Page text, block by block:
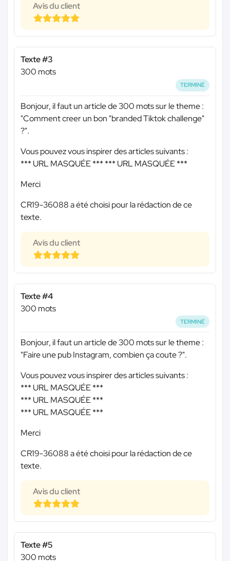
Avis du client
Texte #3
300 mots
TERMINÉ
Bonjour, il faut un article de 300 mots sur le theme :
"Comment creer un bon "branded Tiktok challenge"
?".
Vous pouvez vous inspirer des articles suivants :
*** URL MASQUÉE *** *** URL MASQUÉE ***
Merci
CR19-36088 a été choisi pour la rédaction de ce
texte.
Avis du client
Texte #4
300 mots
TERMINÉ
Bonjour, il faut un article de 300 mots sur le theme :
"Faire une pub Instagram, combien ça coute ?".
Vous pouvez vous inspirer des articles suivants :
*** URL MASQUÉE ***
*** URL MASQUÉE ***
*** URL MASQUÉE ***
Merci
CR19-36088 a été choisi pour la rédaction de ce
texte.
Avis du client
Texte #5
300 mots